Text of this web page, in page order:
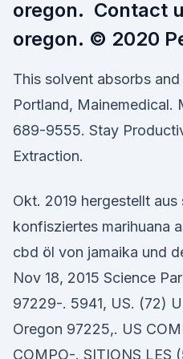
oregon. Contact
oregon. © 2020
This solvent absorbs
Portland, Mainemedical.
689-9555. Stay
Extraction.
Okt. 2019 hergestellt
konfisziertes marihuana
cbd öl von jamaika und
Nov 18, 2015 Science
97229-. 5941, US. (72)
Oregon 97225,. US
COMPO-. SITIONS LES